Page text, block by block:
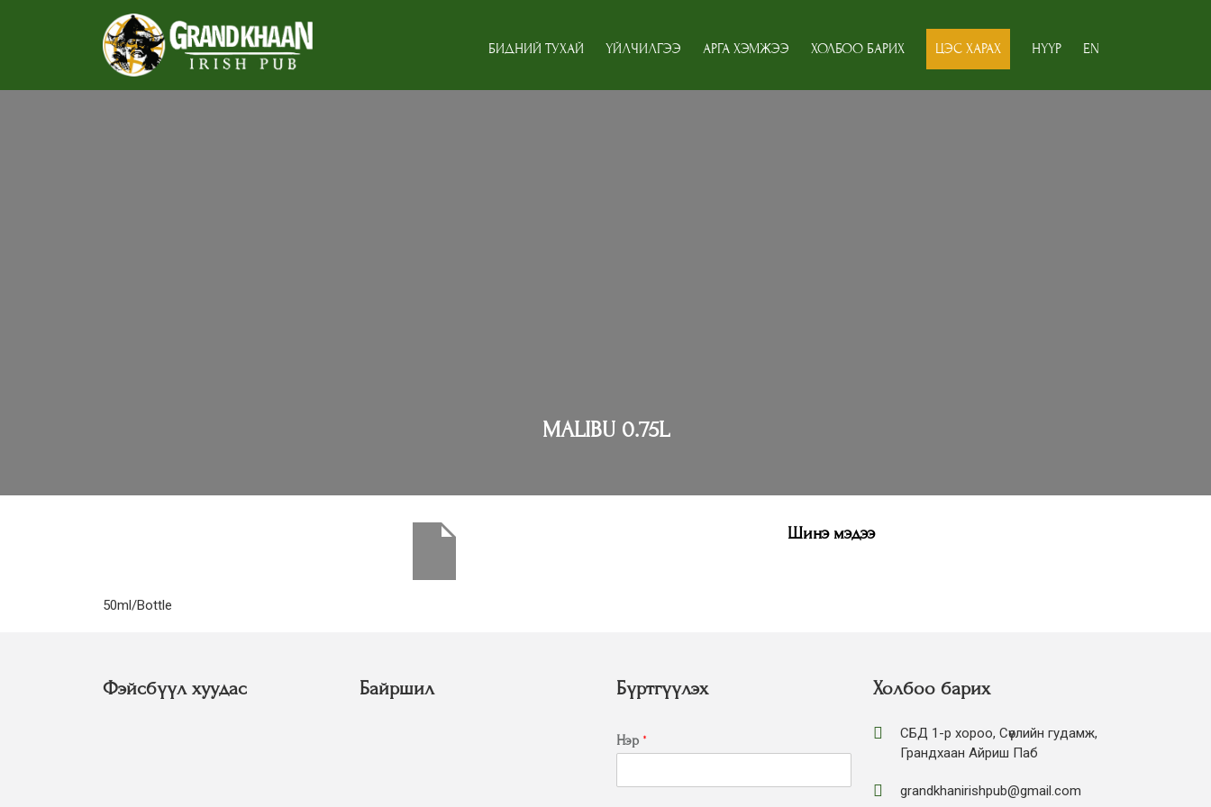
БИДНИЙ ТУХАЙ ҮЙЛЧИЛГЭЭ АРГА ХЭМЖЭЭ ХОЛБОО БАРИХ ЦЭС ХАРАХ НҮҮР EN
MALIBU 0.75L
50ml/Bottle
Шинэ мэдээ
Фэйсбүүл хуудас Байршил Бүртгүүлэх
Нэр *
Холбоо барих
СБД 1-р хороо, Сөүлийн гудамж,
Грандхаан Айриш Паб
grandkhanirishpub@gmail.com